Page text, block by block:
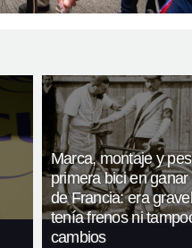
Marca, montaje y
primera bici en ganar
de Francia: era
tenía frenos ni
cambios